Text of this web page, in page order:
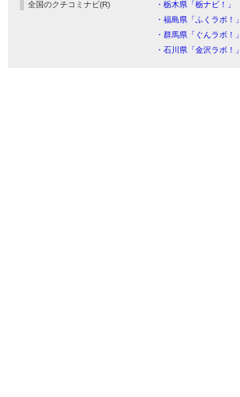
全国のクチコミナビ(R) ・栃木県「栃ナビ！」
・福島県「ふくラボ！」
・群馬県「ぐんラボ！」
・石川県「金沢ラボ！」